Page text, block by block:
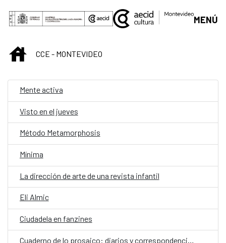
Saltar al contenido principal
MENÚ
INICIOCCE - MONTEVIDEO
Mente activa
Visto en el jueves
Método Metamorphosis
Mínima
La dirección de arte de una revista infantil
Eli Almic
Ciudadela en fanzines